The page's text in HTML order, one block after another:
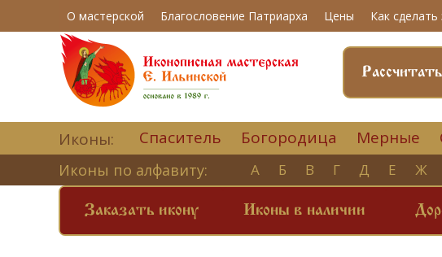
О мастерской Благословение Патриарха Цены Как сделать
Иконы: Спаситель Богородица Мерные
Иконы по алфавиту: А Б В Г Д Е Ж
Заказать икону Иконы в наличии